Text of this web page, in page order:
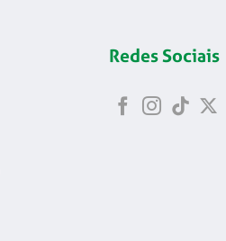
Redes Sociais